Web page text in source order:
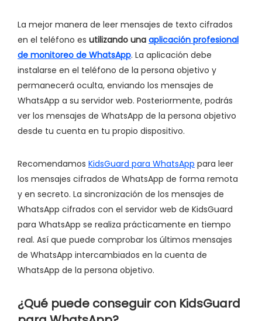
La mejor manera de leer mensajes de texto cifrados
en el teléfono es utilizando una aplicación profesional
de monitoreo de WhatsApp. La aplicación debe
instalarse en el teléfono de la persona objetivo y
permanecerá oculta, enviando los mensajes de
WhatsApp a su servidor web. Posteriormente, podrás
ver los mensajes de WhatsApp de la persona objetivo
desde tu cuenta en tu propio dispositivo.
Recomendamos KidsGuard para WhatsApp para leer
los mensajes cifrados de WhatsApp de forma remota
y en secreto. La sincronización de los mensajes de
WhatsApp cifrados con el servidor web de KidsGuard
para WhatsApp se realiza prácticamente en tiempo
real. Así que puede comprobar los últimos mensajes
de WhatsApp intercambiados en la cuenta de
WhatsApp de la persona objetivo.
¿Qué puede conseguir con KidsGuard